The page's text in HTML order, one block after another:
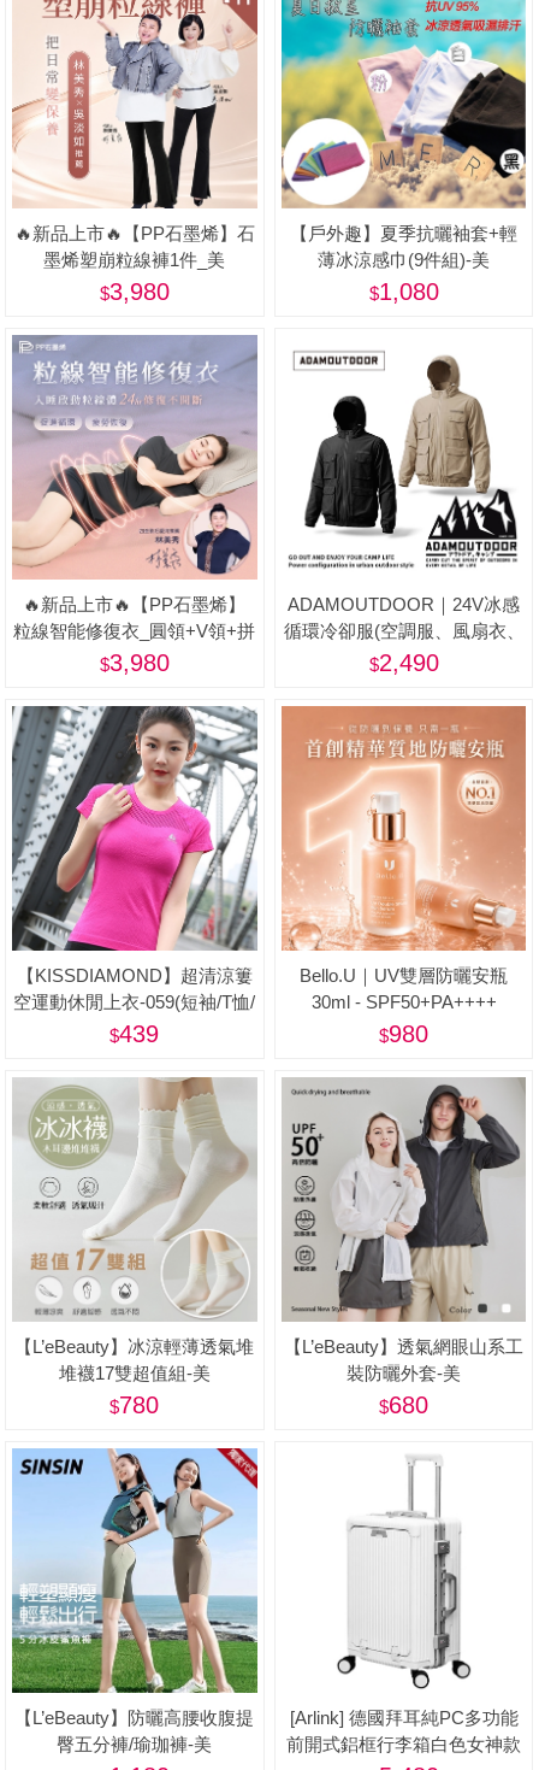
🔥新品上市🔥【PP石墨烯】石
墨烯塑崩粒線褲1件_美
3,980
【戶外趣】夏季抗曬袖套+輕
薄冰涼感巾(9件組)-美
1,080
🔥新品上市🔥【PP石墨烯】
粒線智能修復衣_圓領+V領+拼
接 3件/組-美
3,980
ADAMOUTDOOR｜24V冰感
循環冷卻服(空調服、風扇衣、
戶外、釣魚背心)
2,490
【KISSDIAMOND】超清涼簍
空運動休閒上衣-059(短袖/T恤/
吸濕/排汗/修身/顯瘦/4色S-L)
439
Bello.U｜UV雙層防曬安瓶
30ml - SPF50+PA++++
980
【L’eBeauty】冰涼輕薄透氣堆
堆襪17雙超值組-美
780
【L’eBeauty】透氣網眼山系工
裝防曬外套-美
680
【L’eBeauty】防曬高腰收腹提
臀五分褲/瑜珈褲-美
[Arlink] 德國拜耳純PC多功能
前開式鋁框行李箱白色女神款